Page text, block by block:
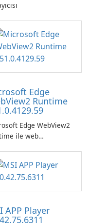
Edge
Runtime
Edge WebView2
ile web
APP Player